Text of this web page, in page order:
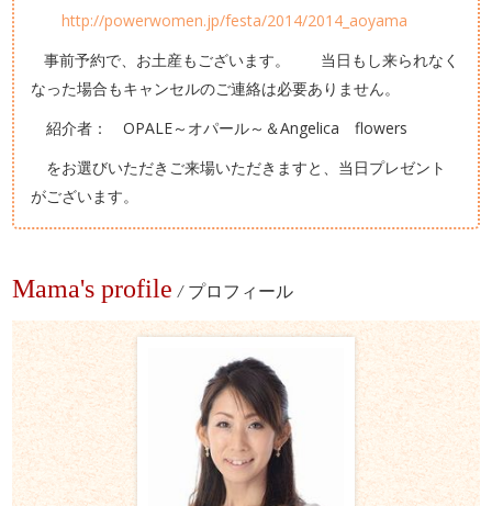
http://powerwomen.jp/festa/2014/2014_aoyama
事前予約で、お土産もございます。 当日もし来られなく
なった場合もキャンセルのご連絡は必要ありません。
紹介者： OPALE～オパール～＆Angelica flowers
をお選びいただきご来場いただきますと、当日プレゼント
がございます。
Mama's profile / プロフィール